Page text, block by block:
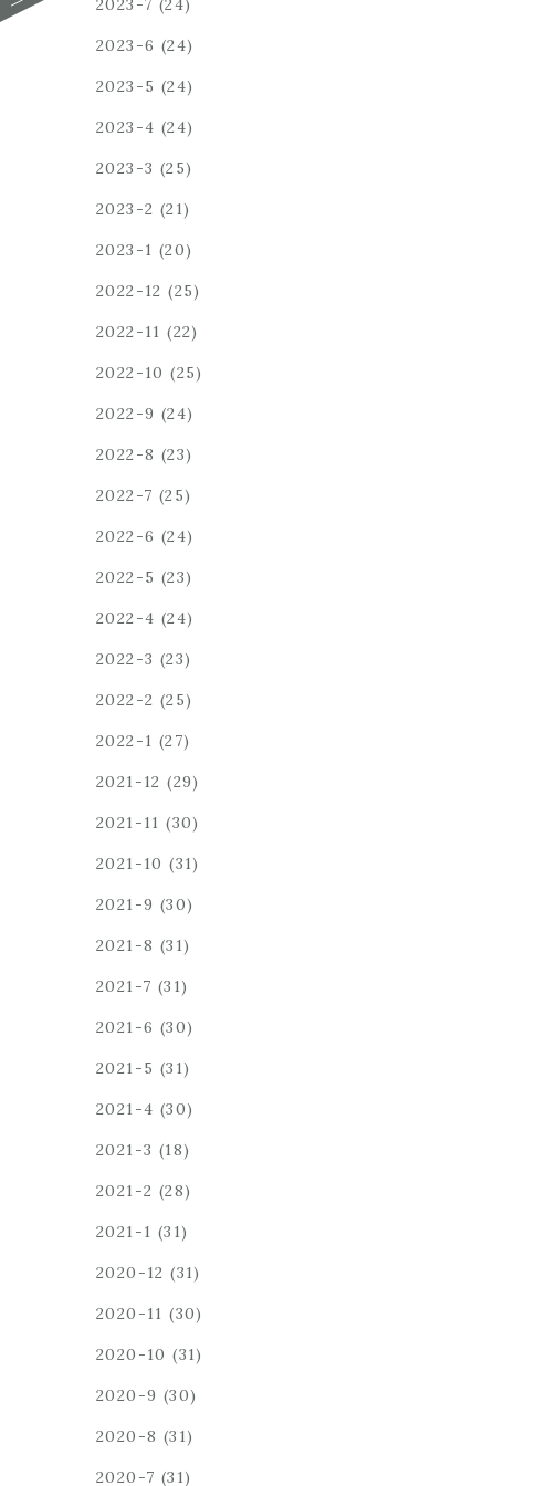
2023-7 (24)
2023-6 (24)
2023-5 (24)
2023-4 (24)
2023-3 (25)
2023-2 (21)
2023-1 (20)
2022-12 (25)
2022-11 (22)
2022-10 (25)
2022-9 (24)
2022-8 (23)
2022-7 (25)
2022-6 (24)
2022-5 (23)
2022-4 (24)
2022-3 (23)
2022-2 (25)
2022-1 (27)
2021-12 (29)
2021-11 (30)
2021-10 (31)
2021-9 (30)
2021-8 (31)
2021-7 (31)
2021-6 (30)
2021-5 (31)
2021-4 (30)
2021-3 (18)
2021-2 (28)
2021-1 (31)
2020-12 (31)
2020-11 (30)
2020-10 (31)
2020-9 (30)
2020-8 (31)
2020-7 (31)